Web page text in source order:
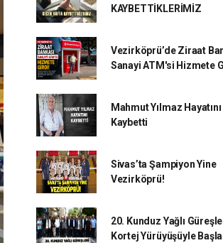
KAYBETTİKLERİMİZ
Vezirköprü’de Ziraat
Sanayi ATM'si Hizmete
Mahmut Yılmaz Hayatını
Kaybetti
Sivas’ta Şampiyon Yine
Vezirköprü!
20. Kunduz Yağlı
Kortej Yürüyüşüyle